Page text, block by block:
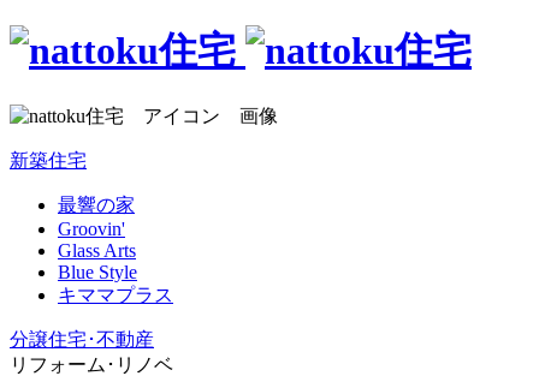
新築住宅
最響の家
Groovin'
Glass Arts
Blue Style
キママプラス
分譲住宅･不動産
リフォーム･リノベ